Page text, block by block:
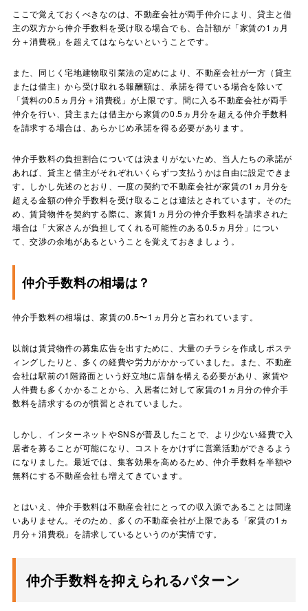
ここで覚えておくべきなのは、不動産会社が両手仲介により、貸主と借
主の双方から仲介手数料を受け取る場合でも、合計額が「家賃の1ヵ月
分＋消費税」を超えてはならないということです。
また、同じく宅地建物取引業法の定めにより、不動産会社が一方（貸主
または借主）から受け取れる報酬額は、承諾を得ている場合を除いて
「賃料の0.5ヵ月分＋消費税」が上限です。間に入る不動産会社が両手
仲介を行い、貸主または借主から家賃の0.5ヵ月分を超える仲介手数料
を請求する場合は、あらかじめ承諾を得る必要があります。
仲介手数料の負担割合については決まりがないため、当人たちの承諾が
あれば、貸主と借主がそれぞれいくらずつ支払うかは自由に設定できま
す。しかし先述のとおり、一度の契約で不動産会社が家賃の1ヵ月分を
超える金額の仲介手数料を受け取ることは違法とされています。そのた
め、賃貸物件を契約する際に、家賃1ヵ月分の仲介手数料を請求された
場合は「大家さんが負担してくれる可能性のある0.5ヵ月分」につい
て、交渉の余地があるということを覚えておきましょう。
仲介手数料の相場は？
仲介手数料の相場は、家賃の0.5〜1ヵ月分と言われています。
以前は賃貸物件の募集広告を出すために、大量のチラシを作成しポステ
ィングしたりと、多くの経費や労力がかかっていました。また、不動産
会社は駅前の1階路面という好立地に店舗を構える必要があり、家賃や
人件費も多くかかることから、入居者に対して家賃の1ヵ月分の仲介手
数料を請求するのが慣習とされていました。
しかし、インターネットやSNSが普及したことで、より少ない経費で入
居者を募ることが可能になり、コストをかけずに営業活動ができるよう
になりました。最近では、集客効果を高めるため、仲介手数料を半額や
無料にする不動産会社も増えてきています。
とはいえ、仲介手数料は不動産会社にとっての収入源であることは間違
いありません。そのため、多くの不動産会社が上限である「家賃の1ヵ
月分＋消費税」を請求しているというのが実情です。
仲介手数料を抑えられるパターン